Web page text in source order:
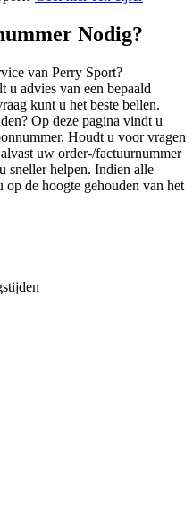
Nodig?
van Perry Sport?
advies van een bepaald
kunt u het beste bellen.
Op deze pagina vindt u
Houdt u voor vragen
uw order-/factuurnummer
sneller helpen. Indien alle
de hoogte gehouden van het